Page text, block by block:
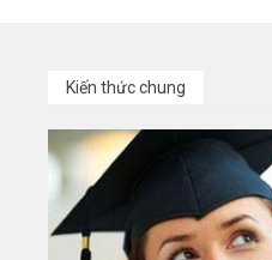
Kiến thức chung